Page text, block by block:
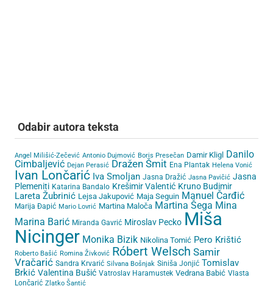
Odabir autora teksta
Angel Milišić-Zečević Antonio Dujmović Boris Presečan Damir Kligl Danilo
Cimbaljević Dejan Perasić Dražen Šmit Ena Plantak Helena Vonić
Ivan Lončarić Iva Smoljan Jasna Dražić Jasna Pavičić Jasna
Plemeniti Katarina Bandalo Krešimir Valentić Kruno Budimir
Lareta Žubrinić Lejsa Jakupović Maja Seguin Manuel Čarđić
Marija Đapić Mario Lovrić Martina Maloča Martina Šega Mina
Marina Barić Miranda Gavrić Miroslav Pecko Miša
Nicinger Monika Bizik Nikolina Tomić Pero Krištić
Roberto Bašić Romina Živković Róbert Welsch Samir
Vračarić Sandra Krvarić Silvana Bošnjak Siniša Jonjić Tomislav
Brkić Valentina Bušić Vatroslav Haramustek Vedrana Babić Vlasta
Lončarić Zlatko Šantić